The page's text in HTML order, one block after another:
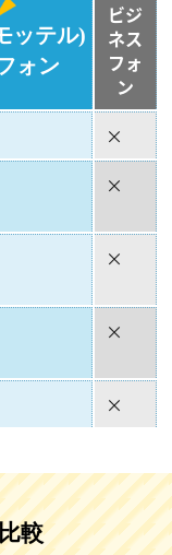
ッテル)
ォン
ビジ
ネス
フォ
ン
×
×
×
×
×
較